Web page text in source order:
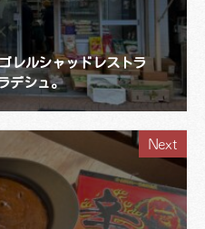
レルシャッドレストラ
デシュ。
Next